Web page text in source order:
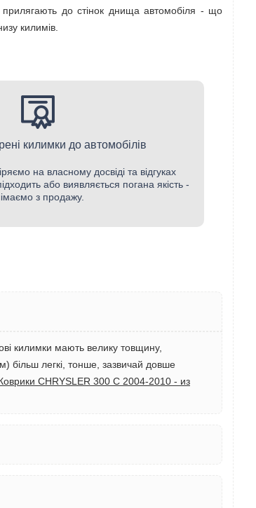
до стінок днища автомобіля - що
килимів.
килимки до автомобілів
на власному досвіді та відгуках
або виявляється погана якість -
з продажу.
килимки мають велику товщину,
більш легкі, тонше, зазвичай довше
CHRYSLER 300 С 2004-2010 - из